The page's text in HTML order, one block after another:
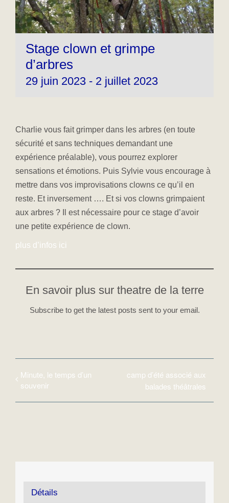
Stage clown et grimpe
d’arbres
29 juin 2023 - 2 juillet 2023
Charlie vous fait grimper dans les arbres (en toute
sécurité et sans techniques demandant une
expérience préalable), vous pourrez explorer
sensations et émotions. Puis Sylvie vous encourage à
mettre dans vos improvisations clowns ce qu’il en
reste. Et inversement …. Et si vos clowns grimpaient
aux arbres ? Il est nécessaire pour ce stage d’avoir
une petite expérience de clown.
plus d’infos ici
En savoir plus sur theatre de la terre
Subscribe to get the latest posts sent to your email.
Minute, le temps d’un
souvenir
camp d’été associé aux
balades théâtrales
Détails